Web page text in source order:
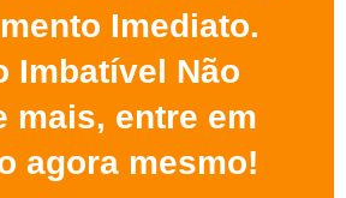
Imediato.
Imbatível Não
mais, entre em
agora mesmo!